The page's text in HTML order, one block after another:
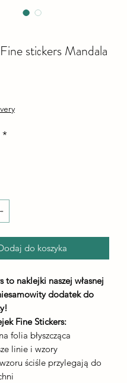
stiсkers Mandala
*
do koszyka
to naklejki naszej własnej
dodatek do
Fine Stickers:
folia błyszcząca
linie i wzory
ściśle przylegają do